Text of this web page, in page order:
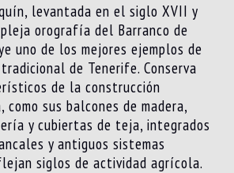
levantada en el siglo XVII y
orografía del Barranco de
uno de los mejores ejemplos de
de Tenerife. Conserva
de la construcción
sus balcones de madera,
y cubiertas de teja, integrados
y antiguos sistemas
siglos de actividad agrícola.